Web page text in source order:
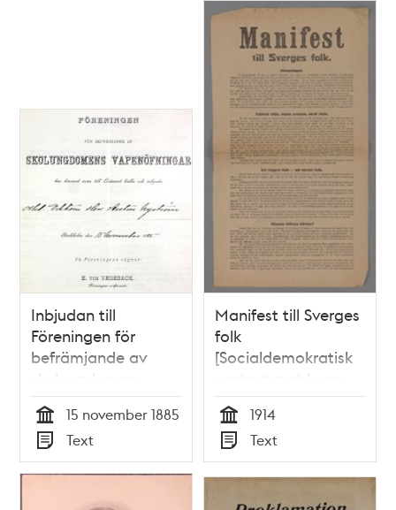
Inbjudan till
Föreningen för
befrämjande av
skolungdomens
vapenövningar 1885
Tid
15 november 1885
Typ
Text
Manifest till Sverges
folk
[Socialdemokratisk
protest mot kung
Gustav V:s tal under
Bondetåget 1914]
Tid
1914
Typ
Text